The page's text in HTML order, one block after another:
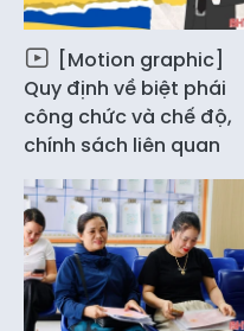
[Motion graphic]
Quy định về biệt phái
công chức và chế độ,
chính sách liên quan